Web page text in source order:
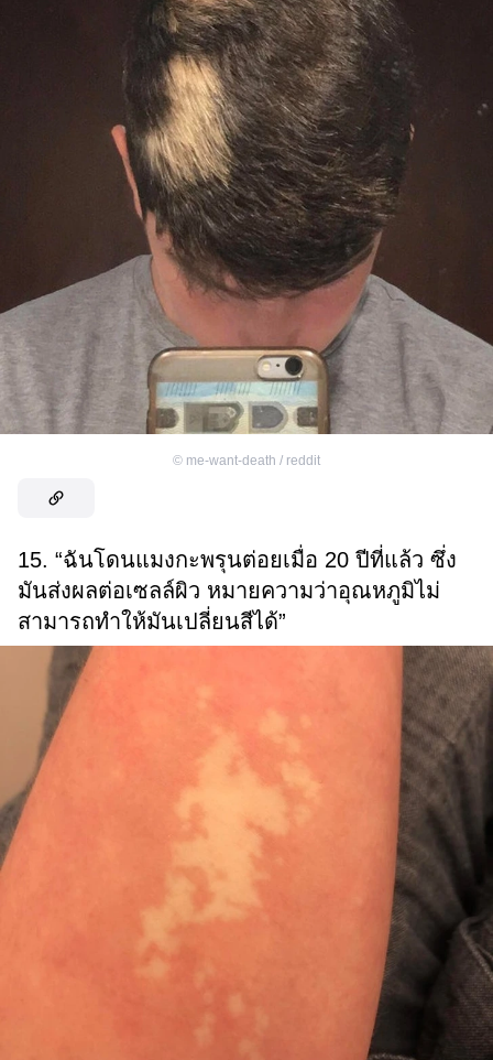
© me-want-death / reddit
15. “ฉันโดนแมงกะพรุนต่อยเมื่อ 20 ปีที่แล้ว ซึ่ง
มันส่งผลต่อเซลล์ผิว หมายความว่าอุณหภูมิไม่
สามารถทำให้มันเปลี่ยนสีได้”